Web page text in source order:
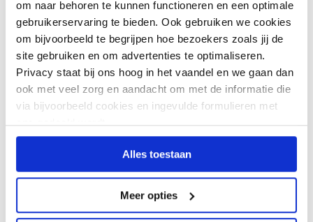
om naar behoren te kunnen functioneren en een optimale
gebruikerservaring te bieden. Ook gebruiken we cookies
om bijvoorbeeld te begrijpen hoe bezoekers zoals jij de
site gebruiken en om advertenties te optimaliseren.
Privacy staat bij ons hoog in het vaandel en we gaan dan
ook met veel zorg en aandacht om met de informatie die
via bijvoorbeeld cookies en ingevulde formulieren met
ons gedeeld wordt.
Alles toestaan
Meer opties
stad.
Dag 4: Poznań – Vilnius
Vandaag reis je verder naar Vilnius, de hoofdstad van
Litouwen. Wandel door de geplaveide straatjes van de
oude binnenstad, die op de UNESCO Werelderfgoedlijst
staat, en bewonder de barokke architectuur.
Dag 5: Vilnius – Kaunas
Na het ontbijt vertrek je per trein naar Kaunas, de
tweede grootste stad van Litouwen. Bezoek het
historische oude centrum en ontdek de lokale cultuur en
Dag 6: Kaunas – Riga